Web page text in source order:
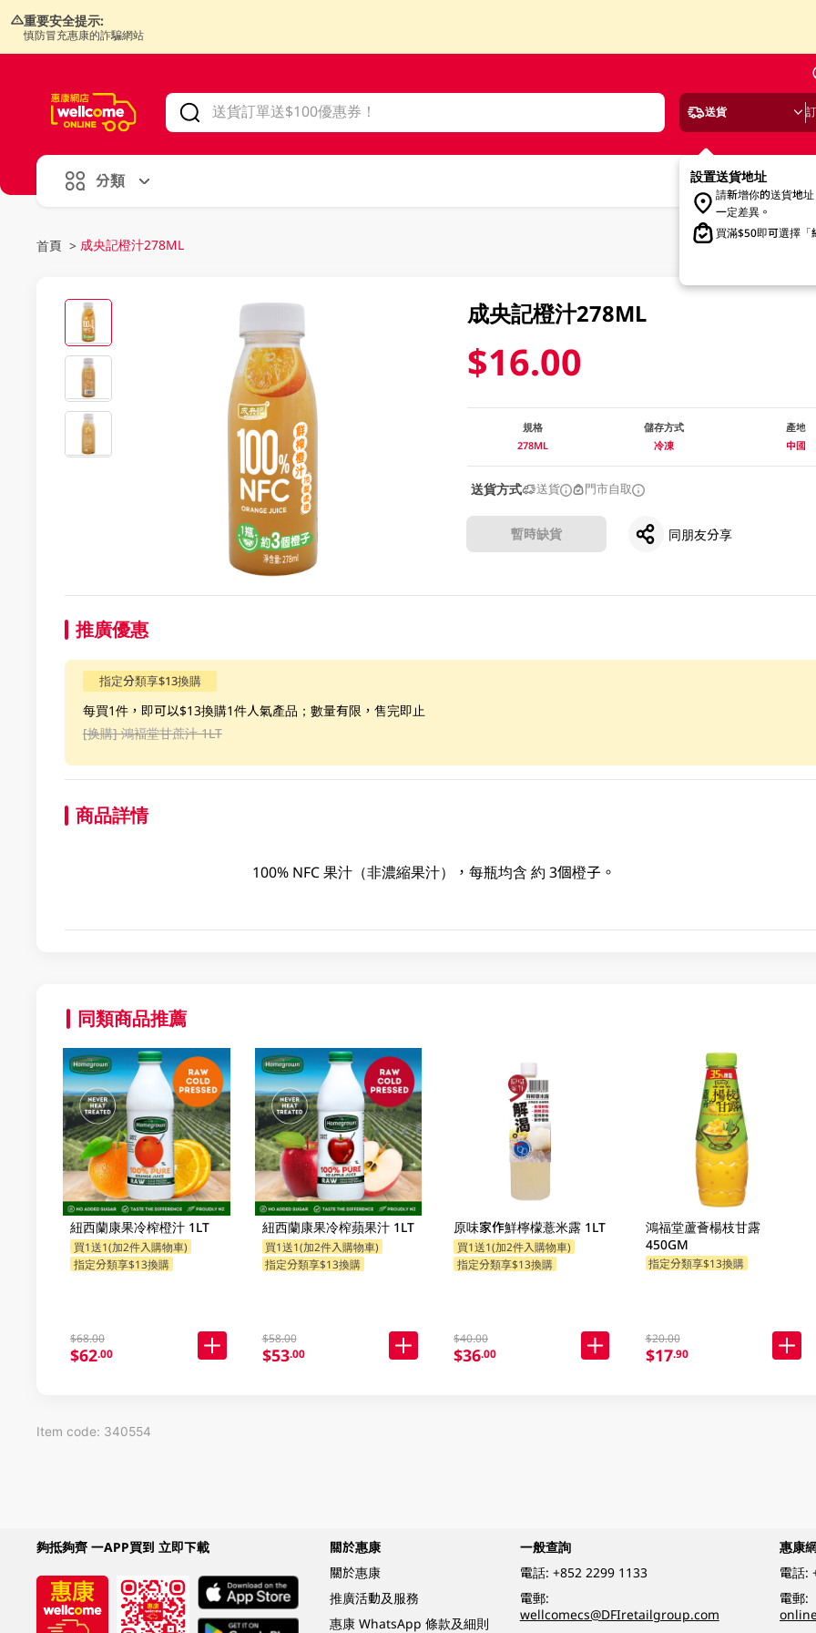
重要安全提示:
慎防冒充惠康的詐騙網站
送貨
設置送貨地址
請新增你的送貨地
一定差異。
買滿$50即可選擇「
分類
首頁 > 成央記橙汁278ML
成央記橙汁278ML
$16.00
規格
278ML
儲存方式
冷凍
產地
中國
送貨方式 送貨 門市自取
暫時缺貨 同朋友分享
推廣優惠
指定分類享$13換購
每買1件，即可以$13換購1件人氣產品；數量有限，售完即止
[换購] 鴻褔堂甘蔗汁 1LT
商品詳情
100% NFC 果汁（非濃縮果汁），每瓶均含 約 3個橙子。
同類商品推薦
紐西蘭康果冷榨橙汁 1LT
買1送1(加2件入購物車)
指定分類享$13換購
$68.00
$62.00
紐西蘭康果冷榨蘋果汁 1LT
買1送1(加2件入購物車)
指定分類享$13換購
$58.00
$53.00
原味家作鮮檸檬薏米露 1LT
買1送1(加2件入購物車)
指定分類享$13換購
$40.00
$36.00
鴻福堂蘆薈楊枝甘露
450GM
指定分類享$13換購
$20.00
$17.90
Item code: 340554
夠抵夠齊 一APP買到 立即下載
關於惠康
關於惠康
推廣活動及服務
惠康 WhatsApp 條款及細則
一般查詢
電話: +852 2299 1133
電郵:
wellcomecs@DFIretailgroup.com
惠康
電話:
電郵: